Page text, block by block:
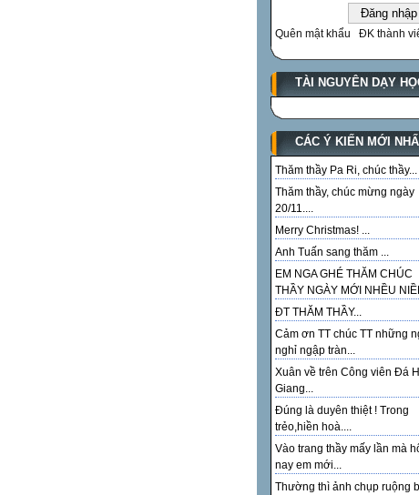
Quên mật khẩu ĐK thành
TÀI NGUYÊN DẠY
CÁC Ý KIẾN MỚI
Thăm thầy Pa Ri, chúc thầy...
Thăm thầy, chúc mừng ngày
20/11....
Merry Christmas! ...
Anh Tuấn sang thăm ...
EM NGA GHÉ THĂM CHÚC
THẦY NGÀY MỚI NHỀU
ĐT THĂM THẦY...
Cảm ơn TT chúc TT những
nghỉ ngập tràn...
Xuân về trên Công viên Đá
Giang...
Đúng là duyên thiệt ! Trong
trẻo,hiền hoà....
Vào trang thầy mấy lần mà
nay em mới...
Thường thì ảnh chụp ruộng